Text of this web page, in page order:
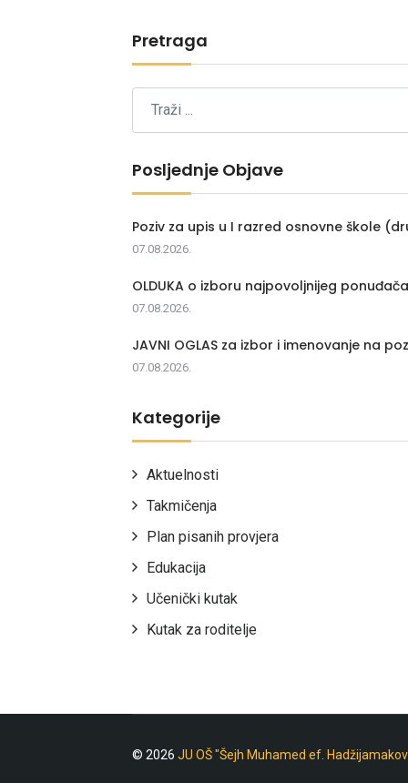
Pretraga
Posljednje Objave
Poziv za upis u I razred osnovne škole
07.08.2026.
OLDUKA o izboru najpovoljnijeg
07.08.2026.
JAVNI OGLAS za izbor i imenovanje na
07.08.2026.
Kategorije
Aktuelnosti
Takmičenja
Plan pisanih provjera
Edukacija
Učenički kutak
Kutak za roditelje
© 2026 JU OŠ "Šejh Muhamed ef.